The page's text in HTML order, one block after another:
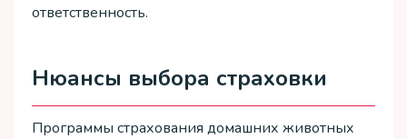
ответственность.
Нюансы выбора страховки
Программы страхования домашних животных